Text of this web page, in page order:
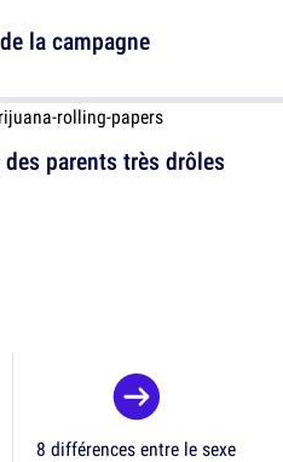
parents très drôles
la campagne
8 différences entre le sexe